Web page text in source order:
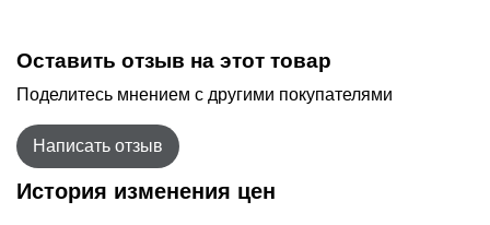
Оставить отзыв на этот товар
Поделитесь мнением с другими покупателями
Написать отзыв
История изменения цен